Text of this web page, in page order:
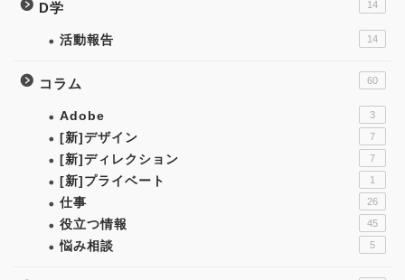
D学 14
活動報告 14
コラム 60
Adobe 3
[新]デザイン 7
[新]ディレクション 7
[新]プライベート 1
仕事 26
役立つ情報 45
悩み相談 5